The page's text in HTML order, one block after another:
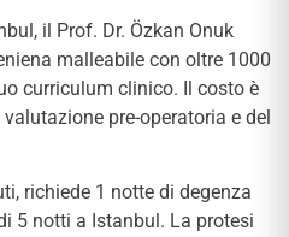
il Prof. Dr. Özkan Onuk
malleabile con oltre 1000
curriculum clinico. Il costo è
pre-operatoria e del
richiede 1 notte di degenza
5 notti a Istanbul. La protesi